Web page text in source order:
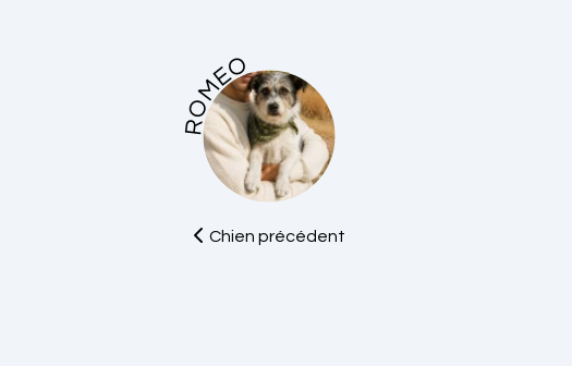
ROMEO
Chien précédent